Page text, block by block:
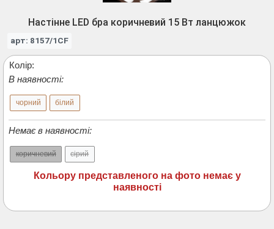
Настінне LED бра коричневий 15 Вт ланцюжок
арт: 8157/1CF
Колір:
В наявності:
чорний білий
Немає в наявності:
коричневий сірий
Кольору представленого на фото немає у
наявності